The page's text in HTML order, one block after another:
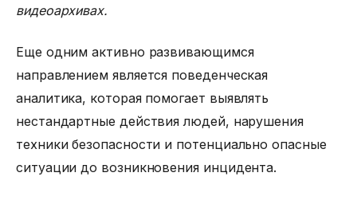
видеоархивах.
Еще одним активно развивающимся
направлением является поведенческая
аналитика, которая помогает выявлять
нестандартные действия людей, нарушения
техники безопасности и потенциально опасные
ситуации до возникновения инцидента.